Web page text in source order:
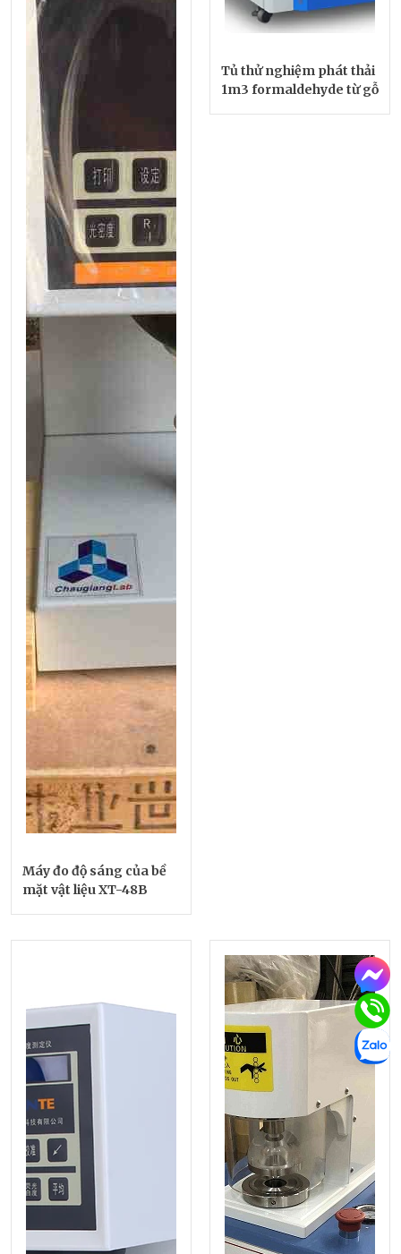
Máy đo độ sáng của bề
mặt vật liệu XT-48B
Tủ thử nghiệm phát thải
1m3 formaldehyde từ gỗ